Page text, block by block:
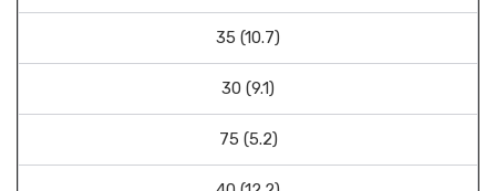
35 (10.7)
30 (9.1)
75 (5.2)